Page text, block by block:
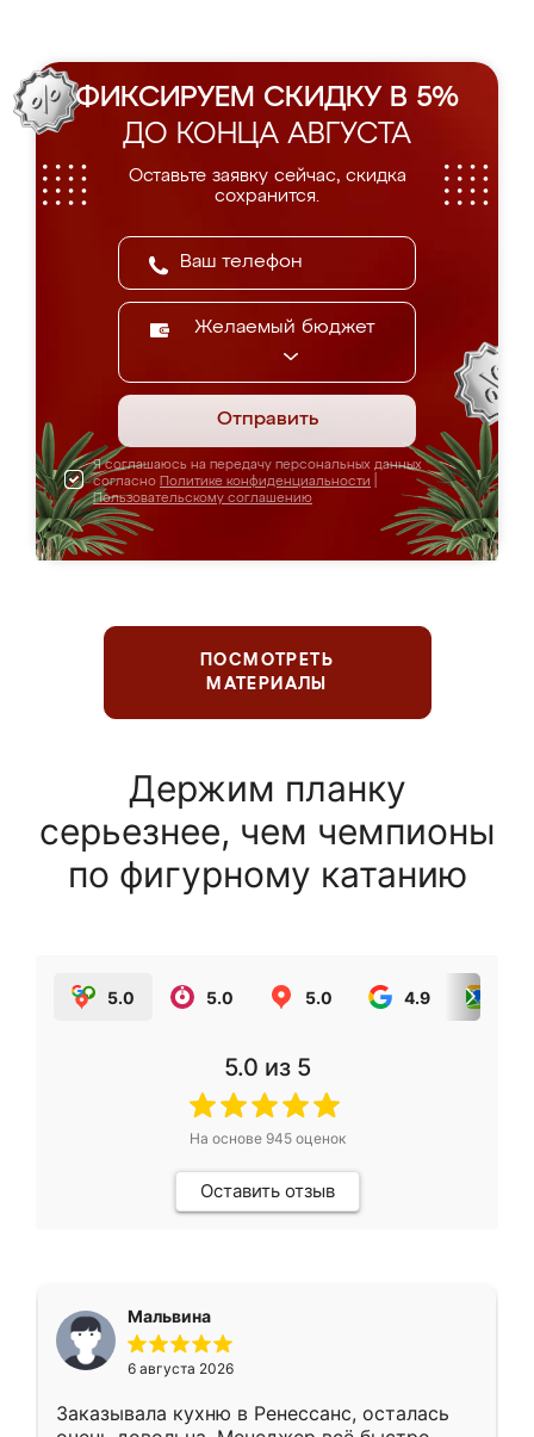
ФИКСИРУЕМ СКИДКУ В 5%
ДО КОНЦА АВГУСТА
Оставьте заявку сейчас, скидка
сохранится.
Желаемый бюджет
Отправить
Я соглашаюсь на передачу персональных данных
согласно Политике конфиденциальности
Пользовательскому соглашению
ПОСМОТРЕТЬ
МАТЕРИАЛЫ
Держим планку
серьезнее, чем чемпионы
по фигурному катанию
5.0 5.0 5.0 4.9
5.0 из 5
На основе 945оценок
Оставить отзыв
Мальвина
6 августа 2026
Заказывала кухню в Ренессанс, осталась